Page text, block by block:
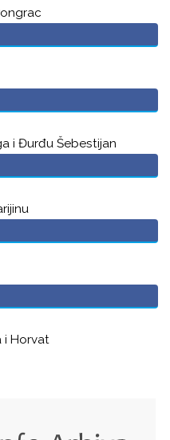
i Đurđu Šebestijan
i Horvat